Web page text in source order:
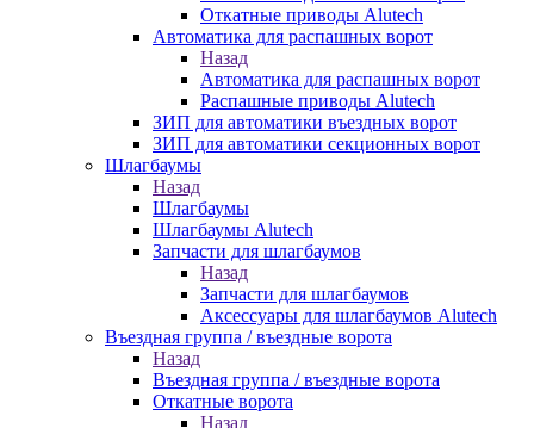
Откатные приводы Alutech
Автоматика для распашных ворот
Назад
Автоматика для распашных ворот
Распашные приводы Alutech
ЗИП для автоматики въездных ворот
ЗИП для автоматики секционных ворот
Шлагбаумы
Назад
Шлагбаумы
Шлагбаумы Alutech
Запчасти для шлагбаумов
Назад
Запчасти для шлагбаумов
Аксессуары для шлагбаумов Alutech
Въездная группа / въездные ворота
Назад
Въездная группа / въездные ворота
Откатные ворота
Назад